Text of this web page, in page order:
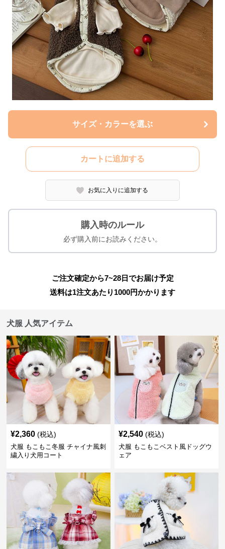
サイズ・カラーを選ぶ
カートに追加する
お気に入りに追加する
購入時のルール
必ず購入前にお読みください。
ご注文確定から7~28日でお届け予定
送料は1注文あたり 1000円かかります
犬服 人気アイテム
¥2,360 (税込)
犬服 もこもこ冬服 チャイナ風刺
繍入り犬用コート
¥2,540 (税込)
犬服 もこもこベスト風ドッグウ
ェア